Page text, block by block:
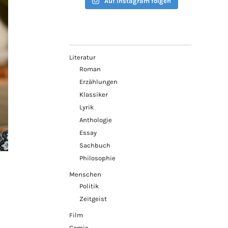
Literatur
Roman
Erzählungen
Klassiker
Lyrik
Anthologie
Essay
Sachbuch
Philosophie
Menschen
Politik
Zeitgeist
Film